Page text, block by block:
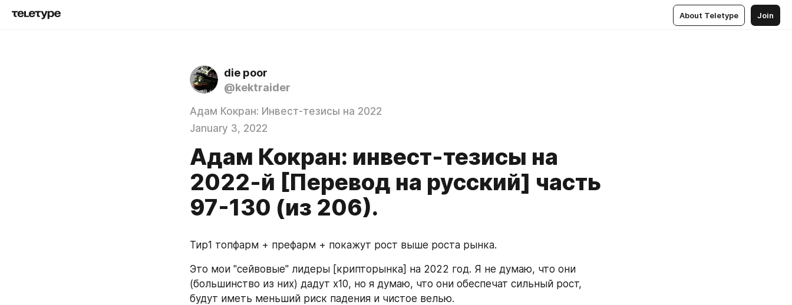
About Teletype Join
die poor
@kektraider
Адам Кокран: Инвест-тезисы на 2022
January 3, 2022
Адам Кокран: инвест-тезисы на
2022-й [Перевод на русский] часть
97-130 (из 206).
Тир1 топфарм + префарм + покажут рост выше роста рынка.
Это мои "сейвовые" лидеры [крипторынка] на 2022 год. Я не думаю, что они
(большинство из них) дадут х10, но я думаю, что они обеспечат сильный рост,
будут иметь меньший риск падения и чистое велью.